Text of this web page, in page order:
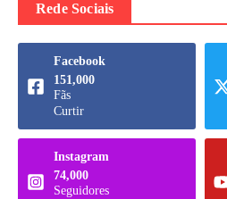
Rede Sociais
Facebook
151,000
Fãs
Curtir
Instagram
74,000
Seguidores